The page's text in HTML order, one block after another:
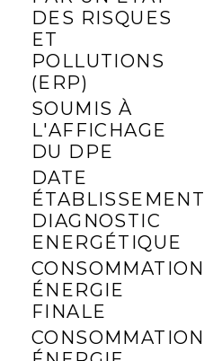
DES RISQUES
ET
POLLUTIONS
(ERP)
SOUMIS À
L'AFFICHAGE
DU DPE
DATE
ÉTABLISSEMENT
DIAGNOSTIC
ENERGÉTIQUE
CONSOMMATION
ÉNERGIE
FINALE
CONSOMMATION